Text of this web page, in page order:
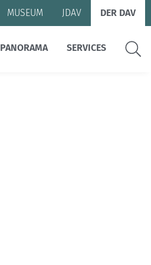
MUSEUM JDAV DER DAV
PANORAMA SERVICES Suche